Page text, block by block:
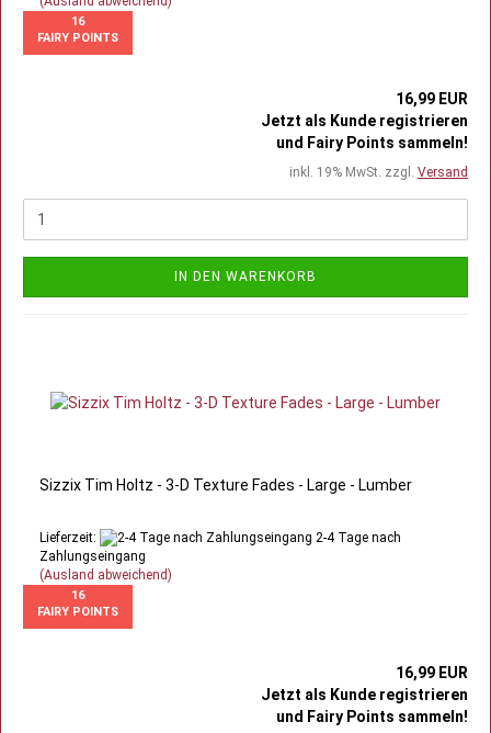
16
FAIRY POINTS
16,99 EUR
Jetzt als Kunde registrieren
und Fairy Points sammeln!
inkl. 19% MwSt. zzgl. Versand
IN DEN WARENKORB
Sizzix Tim Holtz - 3-D Texture Fades - Large - Lumber
Lieferzeit:
2-4 Tage nach
Zahlungseingang
(Ausland abweichend)
16
FAIRY POINTS
16,99 EUR
Jetzt als Kunde registrieren
und Fairy Points sammeln!